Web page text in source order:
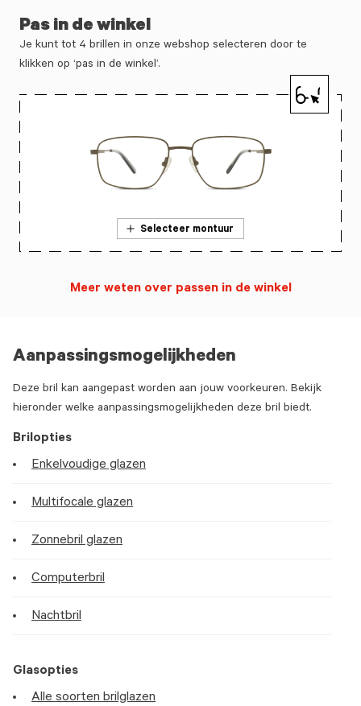
Aanpassingsmogelijkheden
Deze bril kan aangepast worden aan jouw voorkeuren. Bekijk
hieronder welke aanpassingsmogelijkheden deze bril biedt.
Brilopties
Enkelvoudige glazen
Multifocale glazen
Zonnebril glazen
Computerbril
Nachtbril
Glasopties
Alle soorten brilglazen
Pas in de winkel
Je kunt tot 4 brillen in onze webshop selecteren door te
klikken op ‘pas in de winkel’.
Selecteer montuur
Meer weten over passen in de winkel